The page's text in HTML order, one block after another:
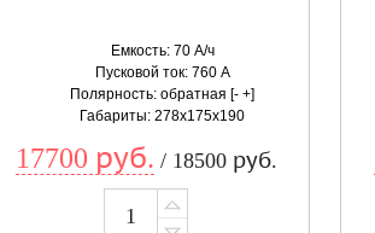
Емкость: 70 А/ч
Пусковой ток: 760 А
Полярность: обратная [- +]
Габариты: 278x175x190
17700 руб. / 18500 руб.